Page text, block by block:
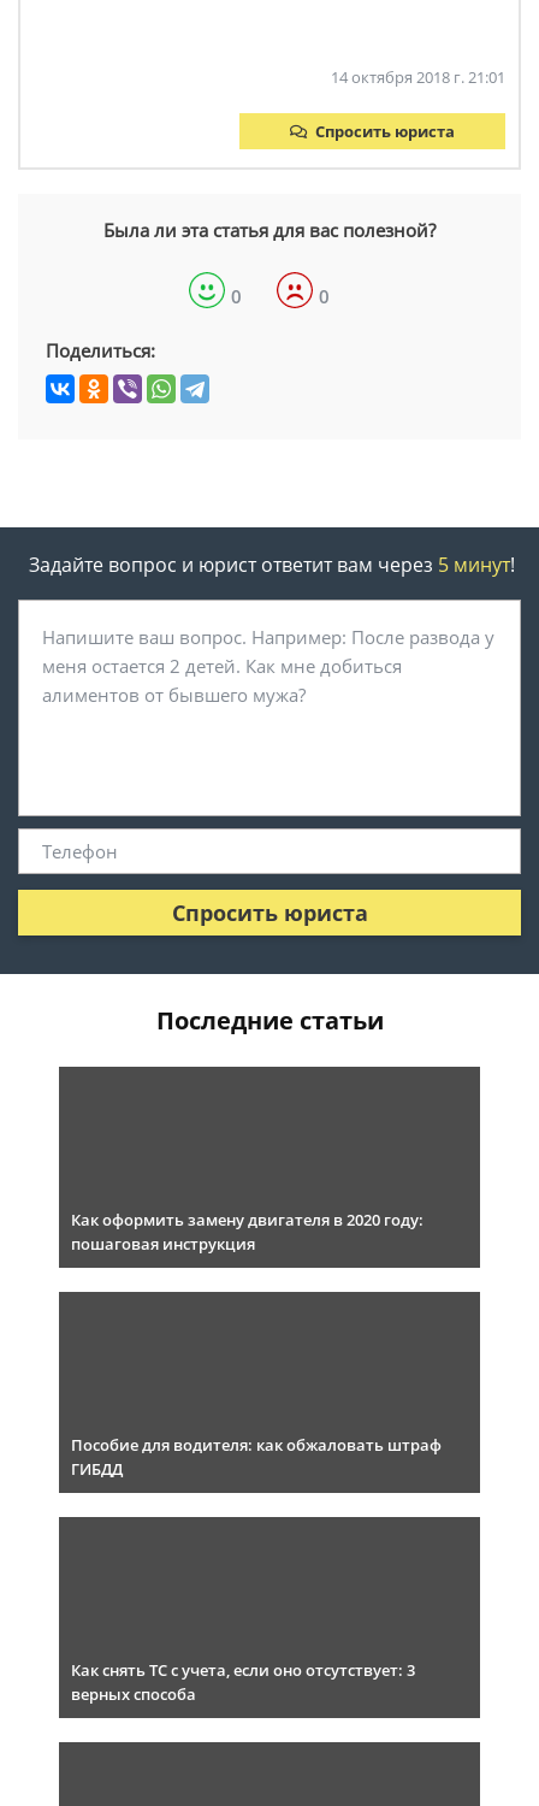
14 октября 2018 г. 21:01
Спросить юриста
Была ли эта статья для вас полезной?
0 0
Поделиться:
Задайте вопрос и юрист ответит вам через 5 минут!
Спросить юриста
Последние статьи
Как оформить замену двигателя в 2020 году:
пошаговая инструкция
Пособие для водителя: как обжаловать штраф
ГИБДД
Как снять ТС с учета, если оно отсутствует: 3
верных способа